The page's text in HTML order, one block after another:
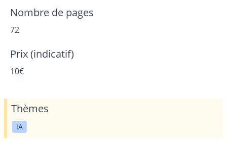
Nombre de pages
72
Prix (indicatif)
10€
Thèmes
IA